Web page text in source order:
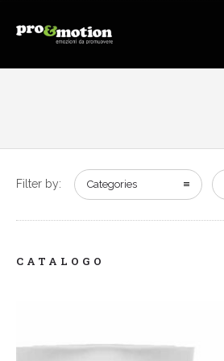
Filter by: Categories
CATALOGO